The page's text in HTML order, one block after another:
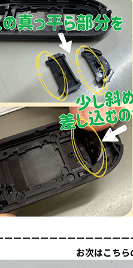
ーーーーーーーーーーーーー
お次はこちら